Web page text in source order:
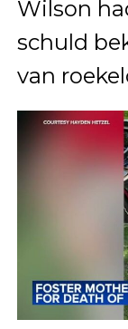
Wilson
schuld
van